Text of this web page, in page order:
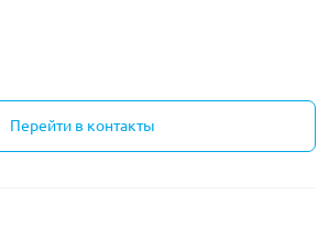
Перейти в контакты